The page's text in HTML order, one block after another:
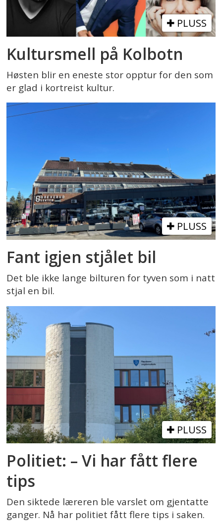
PLUSS
Kultursmell på Kolbotn
Høsten blir en eneste stor opptur for den som
er glad i kortreist kultur.
PLUSS
Fant igjen stjålet bil
Det ble ikke lange bilturen for tyven som i natt
stjal en bil.
PLUSS
Politiet: – Vi har fått flere
tips
Den siktede læreren ble varslet om gjentatte
ganger. Nå har politiet fått flere tips i saken.